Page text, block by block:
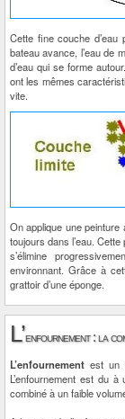
Cette fine couche d’eau
bateau avance, l’eau de
d’eau qui se forme
ont les mêmes
vite.
On applique une
toujours dans l’eau.
s’élimine
environnant. Grâce à
grattoir d’une éponge.
L’enfournement : la
L’enfournement est un
L’enfournement est du
combiné à un faible